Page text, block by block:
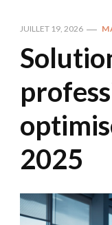
JUILLET 19, 2026
2025